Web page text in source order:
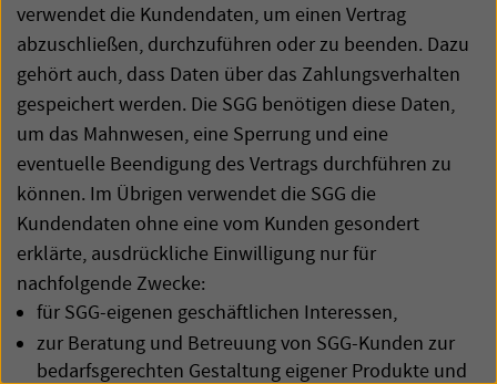
verwendet die Kundendaten, um einen Vertrag
abzuschließen, durchzuführen oder zu beenden. Dazu
gehört auch, dass Daten über das Zahlungsverhalten
gespeichert werden. Die SGG benötigen diese Daten,
um das Mahnwesen, eine Sperrung und eine
eventuelle Beendigung des Vertrags durchführen zu
können. Im Übrigen verwendet die SGG die
Kundendaten ohne eine vom Kunden gesondert
erklärte, ausdrückliche Einwilligung nur für
nachfolgende Zwecke:
für SGG-eigenen geschäftlichen Interessen,
zur Beratung und Betreuung von SGG-Kunden zur
bedarfsgerechten Gestaltung eigener Produkte und